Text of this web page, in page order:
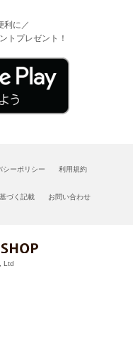
利に／
トプレゼント！
シーポリシー 利用規約
づく記載 お問い合わせ
Ltd